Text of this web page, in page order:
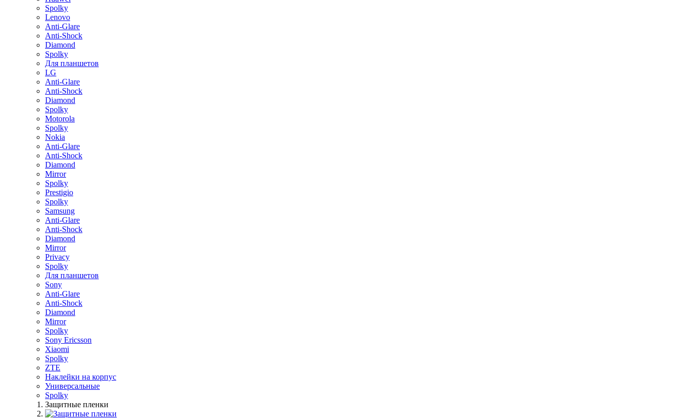
Spolky
Lenovo
Anti-Glare
Anti-Shock
Diamond
Spolky
Для планшетов
LG
Anti-Glare
Anti-Shock
Diamond
Spolky
Motorola
Spolky
Nokia
Anti-Glare
Anti-Shock
Diamond
Mirror
Spolky
Prestigio
Spolky
Samsung
Anti-Glare
Anti-Shock
Diamond
Mirror
Privacy
Spolky
Для планшетов
Sony
Anti-Glare
Anti-Shock
Diamond
Mirror
Spolky
Sony Ericsson
Xiaomi
Spolky
ZTE
Наклейки на корпус
Универсальные
Spolky
Защитные пленки